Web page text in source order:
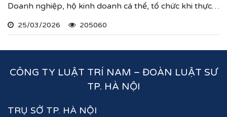
Doanh nghiệp, hộ kinh doanh cá thể, tổ chức khi thực
ghi nhận lĩnh vực hoạt động, ngành nghề kinh doanh
25/03/2026 205060
CÔNG TY LUẬT TRÍ NAM – ĐOÀN LUẬT SƯ
TP. HÀ NỘI
TRỤ SỞ TP. HÀ NỘI